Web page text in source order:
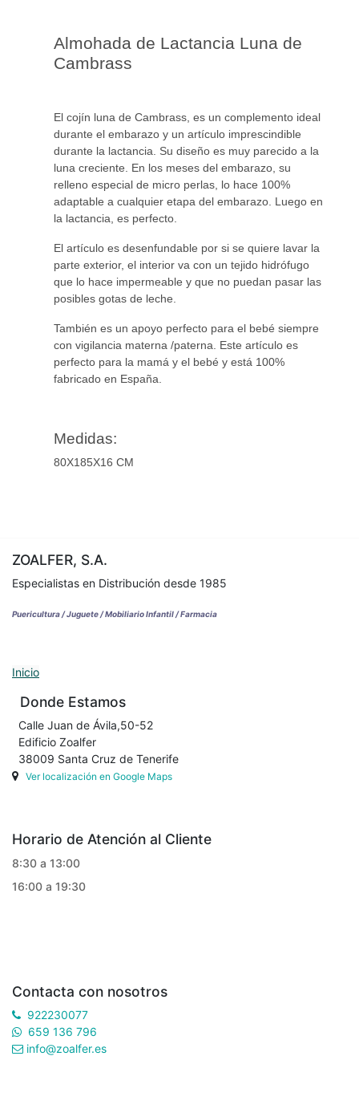
Almohada de Lactancia Luna de
Cambrass
El cojín luna de Cambrass, es un complemento ideal
durante el embarazo y un artículo imprescindible
durante la lactancia. Su diseño es muy parecido a la
luna creciente. En los meses del embarazo, su
relleno especial de micro perlas, lo hace 100%
adaptable a cualquier etapa del embarazo. Luego en
la lactancia, es perfecto.
El artículo es desenfundable por si se quiere lavar la
parte exterior, el interior va con un tejido hidrófugo
que lo hace impermeable y que no puedan pasar las
posibles gotas de leche.
También es un apoyo perfecto para el bebé siempre
con vigilancia materna /paterna. Este artículo es
perfecto para la mamá y el bebé y está 100%
fabricado en España.
Medidas:
80X185X16 CM
ZOALFER, S.A.
Especialistas en Distribución desde 1985
Puericultura / Juguete / Mobiliario Infantil / Farmacia
Inicio
Donde Estamos
Calle Juan de Ávila,50-52
Edificio Zoalfer
38009 Santa Cruz de Tenerife
Ver localización en Google Maps
Horario de Atención al Cliente
8:30 a 13:00
16:00 a 19:30
Contacta con nosotros
922230077
659 136 796
info@zoalfer.es